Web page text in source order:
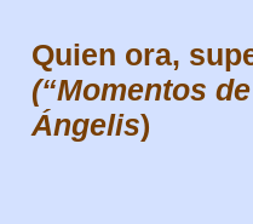
Quien ora,
(“Momentos
Ángelis)